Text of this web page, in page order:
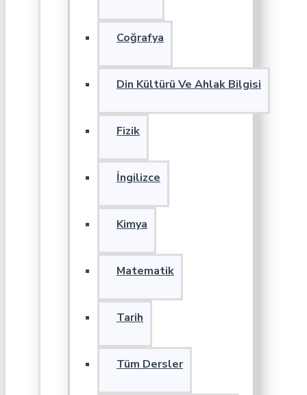
Coğrafya
Din Kültürü Ve Ahlak Bilgisi
Fizik
İngilizce
Kimya
Matematik
Tarih
Tüm Dersler